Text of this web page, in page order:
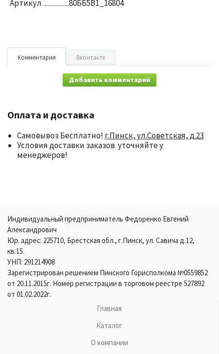
Артикул 80ББ5В1_16804
Комментарии Вконтакте
Добавить комментарий
Оплата и доставка
Самовывоз Бесплатно! г.Пинск, ул.Советская, д.23
Условия доставки заказов уточняйте у
менеджеров!
Индивидуальный предприниматель Федоренко Евгений
Александрович
Юр. адрес: 225710, Брестская обл., г.Пинск, ул. Савича д.12,
кв.15.
УНП: 291214908
Зарегистрирован решением Пинского Горисполкома №0559852
от 20.11.2015г. Номер регистрации в торговом реестре 527892
от 01.02.2022г.
Главная
Каталог
О компании